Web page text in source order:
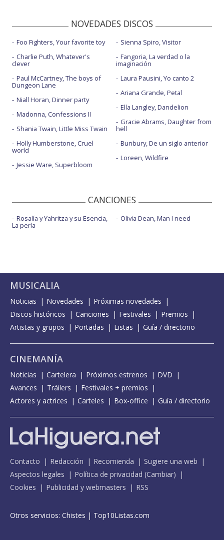
NOVEDADES DISCOS
Foo Fighters, Your favorite toy
Charlie Puth, Whatever's
clever
Paul McCartney, The boys of
Dungeon Lane
Niall Horan, Dinner party
Madonna, Confessions II
Shania Twain, Little Miss Twain
Holly Humberstone, Cruel
world
Jessie Ware, Superbloom
Sienna Spiro, Visitor
Fangoria, La verdad o la
imaginación
Laura Pausini, Yo canto 2
Ariana Grande, Petal
Ella Langley, Dandelion
Gracie Abrams, Daughter from
hell
Bunbury, De un siglo anterior
Loreen, Wildfire
CANCIONES
Rosalía y Yahritza y su Esencia,
La perla
Olivia Dean, Man I need
MUSICALIA
Noticias Novedades
Próximas novedades
Discos históricos
Canciones Festivales
Premios
Artistas y grupos
Portadas Listas Guía / directorio
CINEMANÍA
Noticias Cartelera Próximos estrenos
DVD
Avances
Tráilers
Festivales + premios
Actores y actrices
Carteles Box-office Guía / directorio
Contacto Redacción Recomienda
Sugiere una web
Aspectos legales
Política de privacidad (Cambiar)
Cookies
Publicidad y webmasters RSS
Otros servicios: Chistes | Top10Listas.com